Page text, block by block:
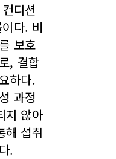
디션
다. 비
보호
, 결합
하다.
과정
지 않아
해 섭취
.